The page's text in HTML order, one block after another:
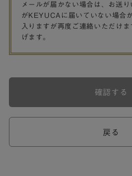
メールが届かない場合は、お送
がKEYUCAに届いていない場合
入りますが再度ご連絡いただけ
げます。
戻る
確認する